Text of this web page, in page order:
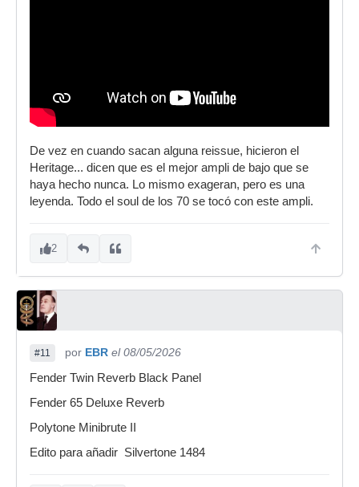
De vez en cuando sacan alguna reissue, hicieron el
Heritage... dicen que es el mejor ampli de bajo que se
haya hecho nunca. Lo mismo exageran, pero es una
leyenda. Todo el soul de los 70 se tocó con este ampli.
2
#11 por EBR el 08/05/2026
Fender Twin Reverb Black Panel
Fender 65 Deluxe Reverb
Polytone Minibrute II
Edito para añadir Silvertone 1484